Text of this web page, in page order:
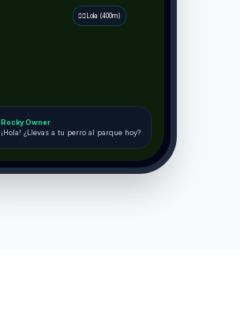
🐕‍🦺Lola (400m)
Rocky Owner
¡Hola! ¿Llevas a tu perro al parque hoy?